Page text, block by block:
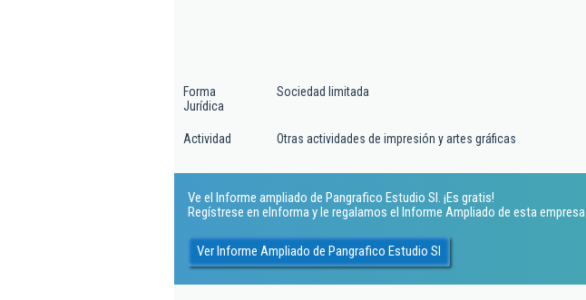
Forma
Jurídica
Sociedad limitada
Actividad Otras actividades de impresión y artes gráficas
Ve el Informe ampliado de Pangrafico Estudio Sl. ¡Es gratis!
Regístrese en eInforma y le regalamos el Informe Ampliado de esta empresa
Ver Informe Ampliado de Pangrafico Estudio Sl